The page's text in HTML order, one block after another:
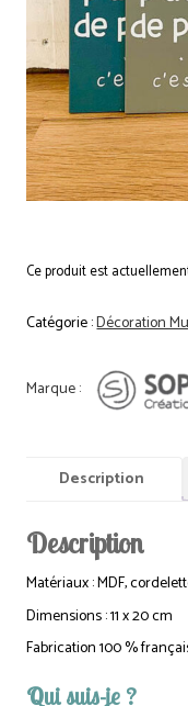
Ce produit est
Catégorie :Décoration
Description
Description
Matériaux : MDF,
Dimensions : 11 x 20 cm
Fabrication 100 %
Qui suis-je ?